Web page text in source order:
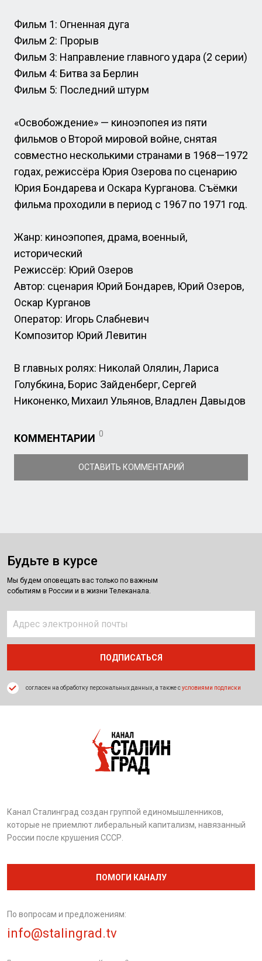
Фильм 1: Огненная дуга
Фильм 2: Прорыв
Фильм 3: Направление главного удара (2 серии)
Фильм 4: Битва за Берлин
Фильм 5: Последний штурм
«Освобождение» — киноэпопея из пяти
фильмов о Второй мировой войне, снятая
совместно несколькими странами в 1968—1972
годах, режиссёра Юрия Озерова по сценарию
Юрия Бондарева и Оскара Курганова. Съёмки
фильма проходили в период с 1967 по 1971 год.
Жанр: киноэпопея, драма, военный,
исторический
Режиссёр: Юрий Озеров
Автор: сценария Юрий Бондарев, Юрий Озеров,
Оскар Курганов
Оператор: Игорь Слабневич
Композитор Юрий Левитин
В главных ролях: Николай Олялин, Лариса
Голубкина, Борис Зайденберг, Сергей
Никоненко, Михаил Ульянов, Владлен Давыдов
КОММЕНТАРИИ 0
ОСТАВИТЬ КОММЕНТАРИЙ
Будьте в курсе
Мы будем оповещать вас только по важным
событиям в России и в жизни Телеканала.
согласен на обработку персональных данных, а также сусловиями подписки
Канал Сталинград создан группой единомышленников,
которые не приемлют либеральный капитализм, навязанный
России после крушения СССР.
ПОМОГИ КАНАЛУ
По вопросам и предложениям:
info@stalingrad.tv